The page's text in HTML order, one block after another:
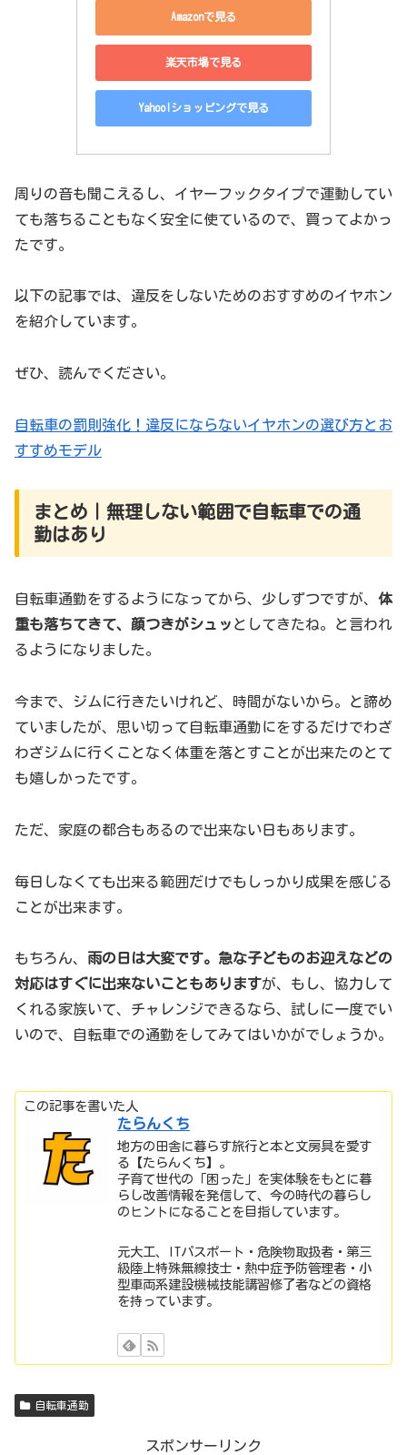
Amazonで見る
楽天市場で見る
Yahoo!ショッピングで見る
周りの音も聞こえるし、イヤーフックタイプで運動してい
ても落ちることもなく安全に使ているので、買ってよかっ
たです。
以下の記事では、違反をしないためのおすすめのイヤホン
を紹介しています。
ぜひ、読んでください。
自転車の罰則強化！違反にならないイヤホンの選び方とお
すすめモデル
まとめ｜無理しない範囲で自転車での通
勤はあり
自転車通勤をするようになってから、少しずつですが、 体
重も落ちてきて、顔つきがシュッ としてきたね。と言われ
るようになりました。
今まで、ジムに行きたいけれど、時間がないから。と諦め
ていましたが、思い切って自転車通勤にをするだけでわざ
わざジムに行くことなく体重を落とすことが出来たのとて
も嬉しかったです。
ただ、家庭の都合もあるので出来ない日もあります。
毎日しなくても出来る範囲だけでもしっかり成果を感じる
ことが出来ます。
もちろん、 雨の日は大変です。急な子どものお迎えなどの
対応はすぐに出来ないこともありますが、もし、協力して
くれる家族いて、チャレンジできるなら、試しに一度でい
いので、自転車での通勤をしてみてはいかがでしょうか。
この記事を書いた人
たらんくち
地方の田舎に暮らす旅行と本と文房具を愛す
る【たらんくち】。
子育て世代の「困った」を実体験をもとに暮
らし改善情報を発信して、今の時代の暮らし
のヒントになることを目指しています。
元大工、ITパスポート・危険物取扱者・第三
級陸上特殊無線技士・熱中症予防管理者・小
型車両系建設機械技能講習修了者などの資格
を持っています。
自転車通勤
スポンサーリンク